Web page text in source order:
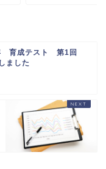
育成テスト 第1回
ました